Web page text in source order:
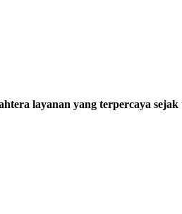
layanan yang terpercaya